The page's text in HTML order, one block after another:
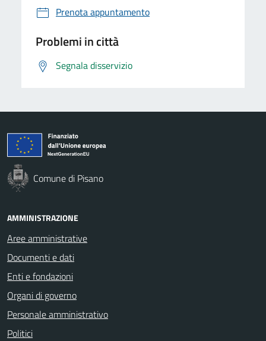
Prenota appuntamento
Problemi in città
Segnala disservizio
Comune di Pisano
AMMINISTRAZIONE
Aree amministrative
Documenti e dati
Enti e fondazioni
Organi di governo
Personale amministrativo
Politici